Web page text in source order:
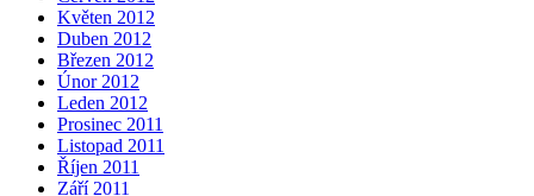
Květen 2012
Duben 2012
Březen 2012
Únor 2012
Leden 2012
Prosinec 2011
Listopad 2011
Říjen 2011
Září 2011